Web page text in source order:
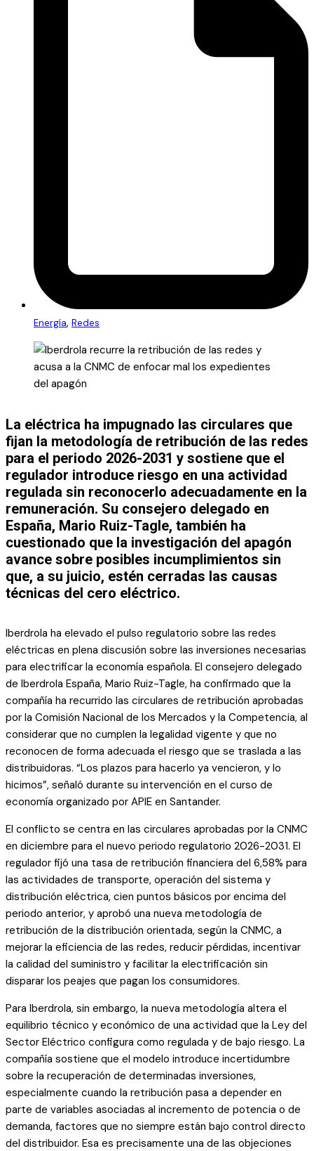
Energía, Redes
La eléctrica ha impugnado las circulares que
fijan la metodología de retribución de las redes
para el periodo 2026-2031 y sostiene que el
regulador introduce riesgo en una actividad
regulada sin reconocerlo adecuadamente en la
remuneración. Su consejero delegado en
España, Mario Ruiz-Tagle, también ha
cuestionado que la investigación del apagón
avance sobre posibles incumplimientos sin
que, a su juicio, estén cerradas las causas
técnicas del cero eléctrico.
Iberdrola ha elevado el pulso regulatorio sobre las redes
eléctricas en plena discusión sobre las inversiones necesarias
para electrificar la economía española. El consejero delegado
de Iberdrola España, Mario Ruiz-Tagle, ha confirmado que la
compañía ha recurrido las circulares de retribución aprobadas
por la Comisión Nacional de los Mercados y la Competencia, al
considerar que no cumplen la legalidad vigente y que no
reconocen de forma adecuada el riesgo que se traslada a las
distribuidoras. “Los plazos para hacerlo ya vencieron, y lo
hicimos”, señaló durante su intervención en el curso de
economía organizado por APIE en Santander.
El conflicto se centra en las circulares aprobadas por la CNMC
en diciembre para el nuevo periodo regulatorio 2026-2031. El
regulador fijó una tasa de retribución financiera del 6,58% para
las actividades de transporte, operación del sistema y
distribución eléctrica, cien puntos básicos por encima del
periodo anterior, y aprobó una nueva metodología de
retribución de la distribución orientada, según la CNMC, a
mejorar la eficiencia de las redes, reducir pérdidas, incentivar
la calidad del suministro y facilitar la electrificación sin
disparar los peajes que pagan los consumidores.
Para Iberdrola, sin embargo, la nueva metodología altera el
equilibrio técnico y económico de una actividad que la Ley del
Sector Eléctrico configura como regulada y de bajo riesgo. La
compañía sostiene que el modelo introduce incertidumbre
sobre la recuperación de determinadas inversiones,
especialmente cuando la retribución pasa a depender en
parte de variables asociadas al incremento de potencia o de
demanda, factores que no siempre están bajo control directo
del distribuidor. Esa es precisamente una de las objeciones